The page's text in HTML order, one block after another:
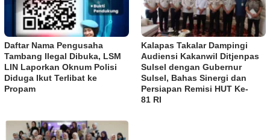
Daftar Nama Pengusaha
Tambang Ilegal Dibuka, LSM
LIN Laporkan Oknum Polisi
Diduga Ikut Terlibat ke
Propam
Kalapas Takalar Dampingi
Audiensi Kakanwil Ditjenpas
Sulsel dengan Gubernur
Sulsel, Bahas Sinergi dan
Persiapan Remisi HUT Ke-
81 RI